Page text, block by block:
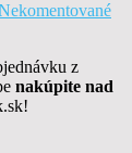
z
nakúpite nad